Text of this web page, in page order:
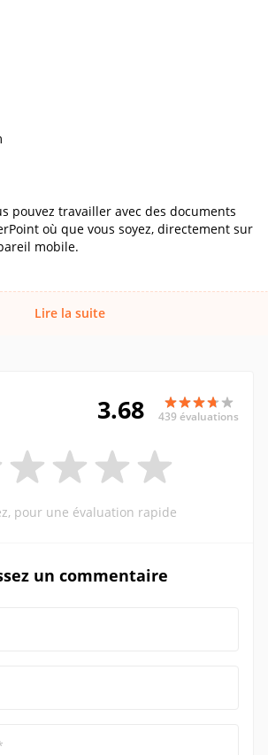
pouvez travailler avec des documents
où que vous soyez, directement sur
mobile.
Lire la suite
3.68 439 évaluations
pour une évaluation rapide
un commentaire